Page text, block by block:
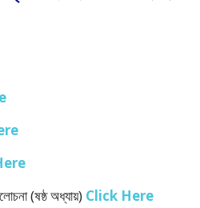
(ষষ্ঠ অধ্যায়) Click Here